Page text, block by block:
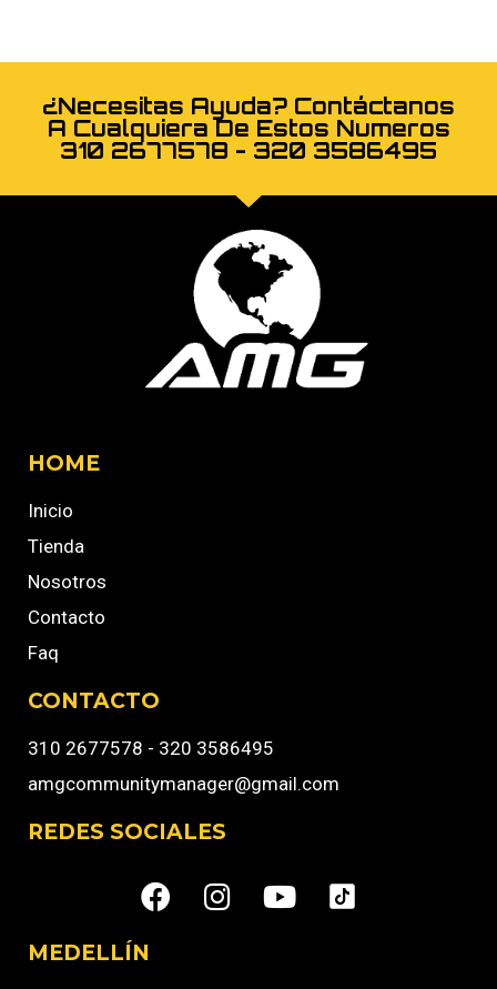
¿Necesitas Ayuda? Contáctanos
A Cualquiera De Estos Numeros
310 2677578 - 320 3586495
HOME
Inicio
Tienda
Nosotros
Contacto
Faq
CONTACTO
310 2677578 - 320 3586495
amgcommunitymanager@gmail.com
REDES SOCIALES
MEDELLÍN